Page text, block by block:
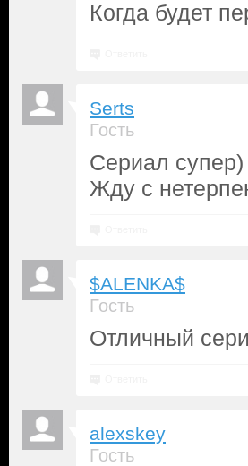
Когда будет
Serts
Гость
Сериал супер)
Жду с
$ALENKA$
Гость
Отличный
alexskey
Гость